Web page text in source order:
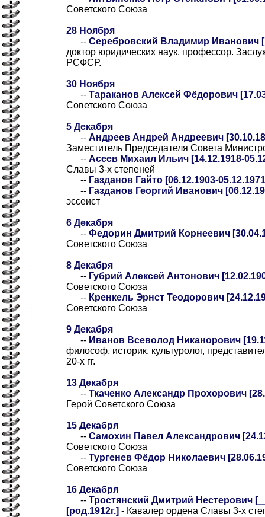
Советского Союза
28 Ноября
-- Серебровский Владимир Иванович
доктор юридических наук, профессор.
РСФСР.
30 Ноября
-- Тараканов Алексей Фёдорович
Советского Союза
5 Декабря
-- Андреев Андрей Андреевич
Заместитель Председателя Совета
-- Асеев Михаил Ильич [14.12.1918-
Славы 3-х степеней
-- Газданов Гайто [06.12.1903-
-- Газданов Георгий Иванович
эссеист
6 Декабря
-- Федорин Дмитрий Корнеевич
Советского Союза
8 Декабря
-- Губрий Алексей Антонович
Советского Союза
-- Кренкель Эрнст Теодорович
Советского Союза
9 Декабря
-- Иванов Всеволод Никанорович
философ, историк, культуролог,
20-х гг.
13 Декабря
-- Ткаченко Александр Прохорович
Герой Советского Союза
15 Декабря
-- Самохин Павел Александрович
Советского Союза
-- Тургенев Фёдор Николаевич
Советского Союза
16 Декабря
-- Тростянский Дмитрий Нестерович
[род.1912г.] - Кавалер ордена Славы 3-х